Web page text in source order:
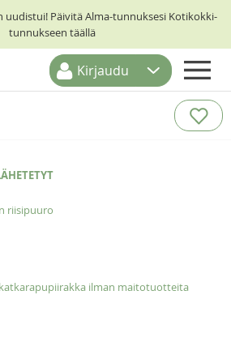
Päivitä Alma-tunnuksesi Kotikokki-
tunnukseen täällä
Kirjaudu
riisipuuro
ilman maitotuotteita